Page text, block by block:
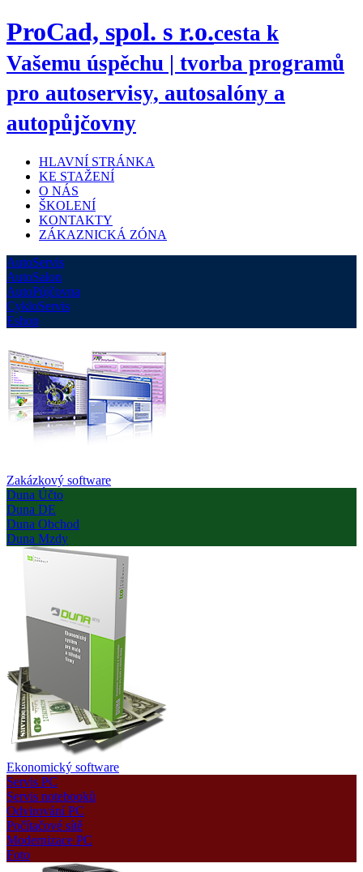
ProCad, spol. s r.o.cesta k
Vašemu úspěchu | tvorba programů
pro autoservisy, autosalóny a
autopůjčovny
HLAVNÍ STRÁNKA
KE STAŽENÍ
O NÁS
ŠKOLENÍ
KONTAKTY
ZÁKAZNICKÁ ZÓNA
AutoServis
AutoSalon
AutoPůjčovna
CykloServis
Eshop
Zakázkový software
Duna Účto
Duna DE
Duna Obchod
Duna Mzdy
Ekonomický software
Servis PC
Servis notebooků
Odvirování PC
Počítačové sítě
Modernizace PC
Foto